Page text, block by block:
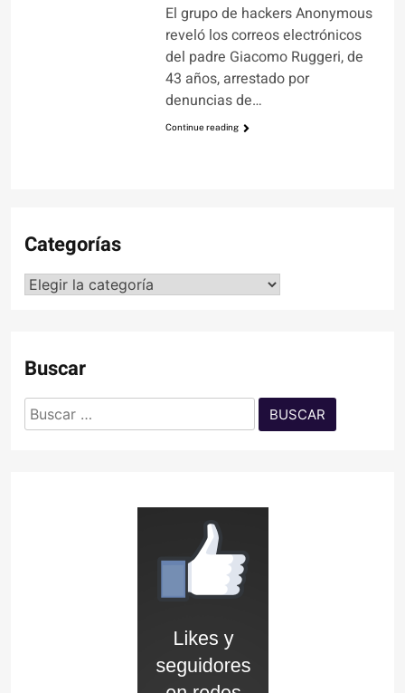
El grupo de hackers Anonymous
reveló los correos electrónicos
del padre Giacomo Ruggeri, de
43 años, arrestado por
denuncias de…
Continue reading
Categorías
Categorías
Buscar
Buscar: